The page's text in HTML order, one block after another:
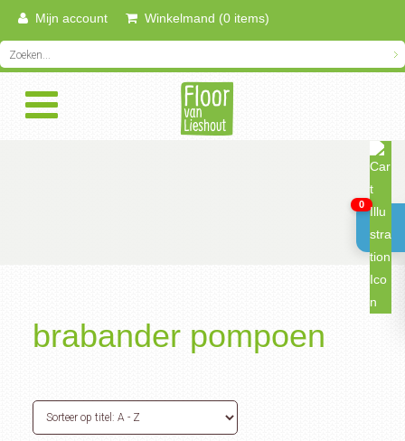
Mijn account Winkelmand (0 items)
brabander pompoen
0